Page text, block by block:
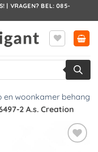
| VRAGEN? BEL: 085-
en woonkamer behang
2 A.s. Creation